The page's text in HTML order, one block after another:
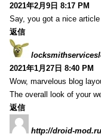
2021年2月9日 8:17 PM
Say, you got a nice
返信
2021年1月27日 8:40 PM
Wow, marvelous blog
The overall look of your
返信
http://droid-